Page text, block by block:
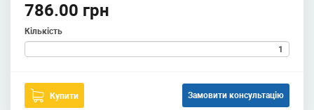
786.00 грн
Кількість
Купити Замовити консультацію